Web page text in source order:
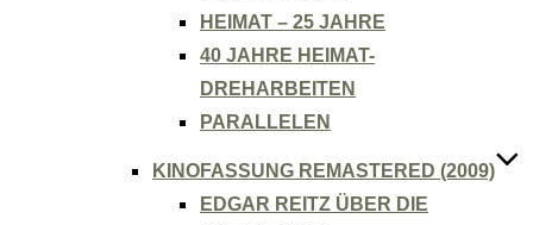
HEIMAT – 25 JAHRE
40 JAHRE HEIMAT-
DREHARBEITEN
PARALLELEN
KINOFASSUNG REMASTERED (2009)
EDGAR REITZ ÜBER DIE